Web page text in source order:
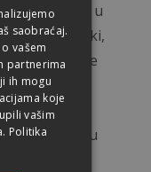
ulazi u
se automatski,
obezbeđuje
ima
diskova,
premešta u
saobraćaj.
vašem
partnerima
ih mogu
koje
vašim
Politika